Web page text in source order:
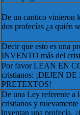
De un cantico vinieron
dos profecías ¿a quién
Decir que esto es una
INVENTO más del
Por favor LEAN EN
cristianos: ¡DEJEN
PRETEXTOS!
De una Ley referente a
cristianos y
inventan una profecía.